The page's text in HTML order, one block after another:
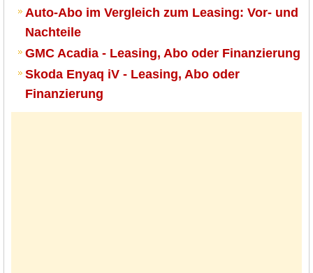
Auto-Abo im Vergleich zum Leasing: Vor- und
Nachteile
GMC Acadia - Leasing, Abo oder Finanzierung
Skoda Enyaq iV - Leasing, Abo oder
Finanzierung